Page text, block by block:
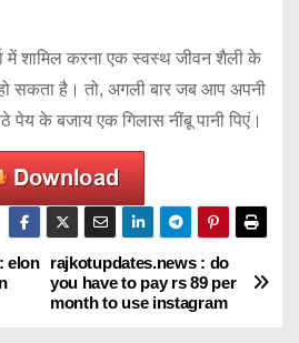
में शामिल करना एक स्वस्थ जीवन शैली के
सकता है। तो, अगली बार जब आप अपनी
पेय के बजाय एक गिलास नींबू पानी पिएं।
rajkotupdates.news : do
you have to pay rs 89 per
month to use instagram
elon